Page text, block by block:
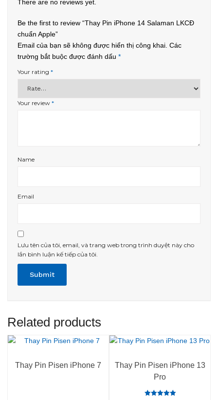
There are no reviews yet.
Be the first to review “Thay Pin iPhone 14 Salaman LKCĐ
chuẩn Apple”
Email của bạn sẽ không được hiển thị công khai. Các
trường bắt buộc được đánh dấu *
Your rating *
Your review *
Name
Email
Lưu tên của tôi, email, và trang web trong trình duyệt này cho
lần bình luận kế tiếp của tôi.
Related products
Thay Pin Pisen iPhone 7
Thay Pin Pisen iPhone 13
Pro